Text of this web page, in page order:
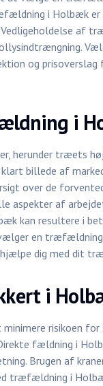
i Holbæk
Vedligeholdelse af
og prisoverslag
i
herunder træets
billede af
over de
af
kan resultere i
en
dig med dit
i
risikoen for
fældning i
Brugen af
træfældning i